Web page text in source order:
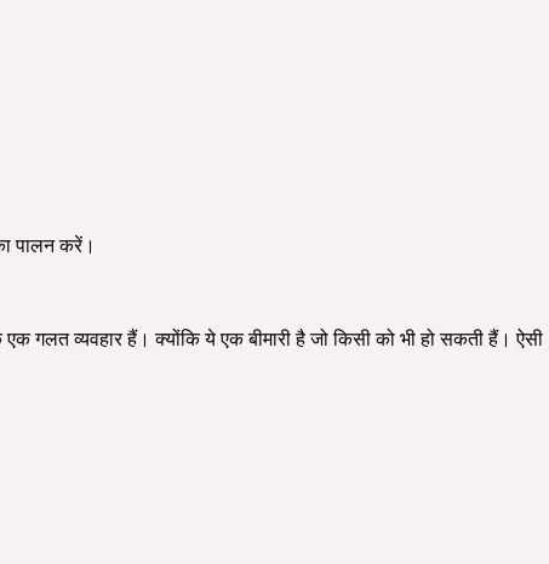
पालन करें।
गलत व्यवहार हैं। क्योंकि ये एक बीमारी है जो किसी को भी हो सकती हैं। ऐसी